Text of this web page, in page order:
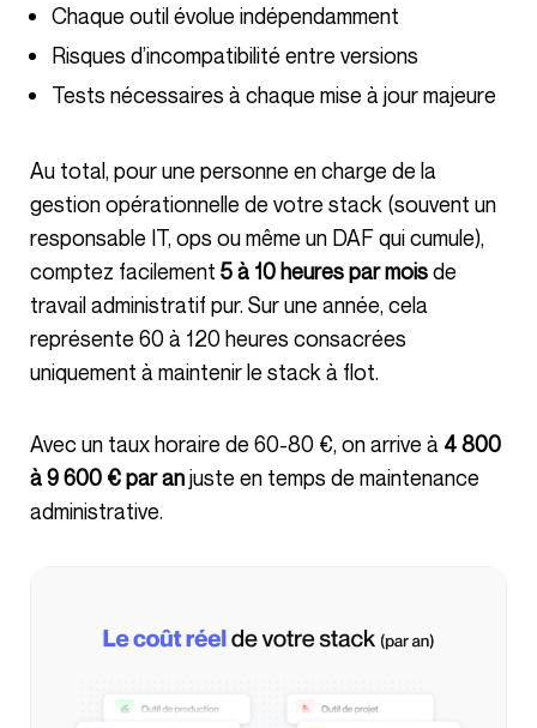
Chaque outil évolue indépendamment
Risques d’incompatibilité entre versions
Tests nécessaires à chaque mise à jour majeure
Au total, pour une personne en charge de la
gestion opérationnelle de votre stack (souvent un
responsable IT, ops ou même un DAF qui cumule),
comptez facilement 5 à 10 heures par moisde
travail administratif pur. Sur une année, cela
représente 60 à 120 heures consacrées
uniquement à maintenir le stack à flot.
Avec un taux horaire de 60-80 €, on arrive à 4 800
à 9 600 € par anjuste en temps de maintenance
administrative.